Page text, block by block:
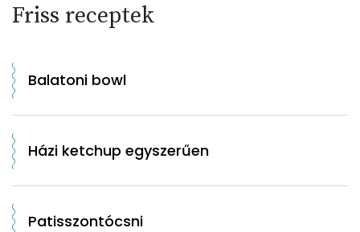
Friss receptek
Balatoni bowl
Házi ketchup egyszerűen
Patisszontócsni